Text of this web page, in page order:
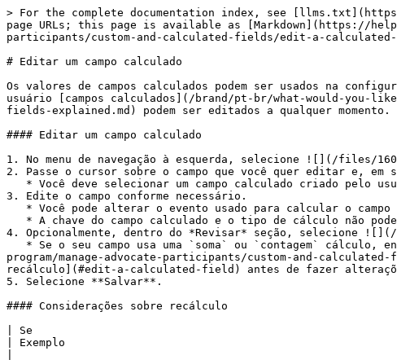
> For the complete documentation index, see
page URLs; this page is available as [Markdown](https://
participants/custom-and-calculated-fields/edit-a-
# Editar um campo calculado
Os valores de campos calculados podem ser usados na
usuário [campos calculados](/brand/pt-br/what-would-you-
fields-explained.md) podem ser editados a qualquer momento.
#### Editar um campo calculado
1. No menu de navegação à esquerda, selecione ![](/files/
2. Passe o cursor sobre o campo que você quer editar e,
3. Edite o campo conforme necessário.
4. Opcionalmente, dentro do *Revisar* seção, selecione ![](/
program/manage-advocate-participants/custom-and-
recálculo](#edit-a-calculated-field) antes de fazer
5. Selecione **Salvar**.
#### Considerações sobre recálculo
| Se
| Exemplo